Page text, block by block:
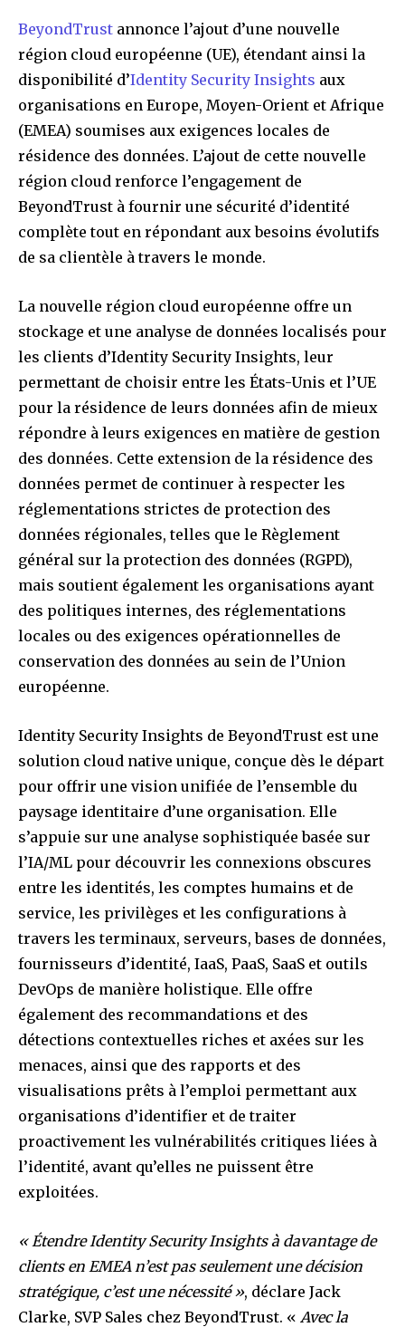
BeyondTrust annonce l’ajout d’une nouvelle
région cloud européenne (UE), étendant ainsi la
disponibilité d’Identity Security Insights aux
organisations en Europe, Moyen-Orient et Afrique
(EMEA) soumises aux exigences locales de
résidence des données. L’ajout de cette nouvelle
région cloud renforce l’engagement de
BeyondTrust à fournir une sécurité d’identité
complète tout en répondant aux besoins évolutifs
de sa clientèle à travers le monde.
La nouvelle région cloud européenne offre un
stockage et une analyse de données localisés pour
les clients d’Identity Security Insights, leur
permettant de choisir entre les États-Unis et l’UE
pour la résidence de leurs données afin de mieux
répondre à leurs exigences en matière de gestion
des données. Cette extension de la résidence des
données permet de continuer à respecter les
réglementations strictes de protection des
données régionales, telles que le Règlement
général sur la protection des données (RGPD),
mais soutient également les organisations ayant
des politiques internes, des réglementations
locales ou des exigences opérationnelles de
conservation des données au sein de l’Union
européenne.
Identity Security Insights de BeyondTrust est une
solution cloud native unique, conçue dès le départ
pour offrir une vision unifiée de l’ensemble du
paysage identitaire d’une organisation. Elle
s’appuie sur une analyse sophistiquée basée sur
l’IA/ML pour découvrir les connexions obscures
entre les identités, les comptes humains et de
service, les privilèges et les configurations à
travers les terminaux, serveurs, bases de données,
fournisseurs d’identité, IaaS, PaaS, SaaS et outils
DevOps de manière holistique. Elle offre
également des recommandations et des
détections contextuelles riches et axées sur les
menaces, ainsi que des rapports et des
visualisations prêts à l’emploi permettant aux
organisations d’identifier et de traiter
proactivement les vulnérabilités critiques liées à
l’identité, avant qu’elles ne puissent être
exploitées.
« Étendre Identity Security Insights à davantage de
clients en EMEA n’est pas seulement une décision
stratégique, c’est une nécessité », déclare Jack
Clarke, SVP Sales chez BeyondTrust. « Avec la